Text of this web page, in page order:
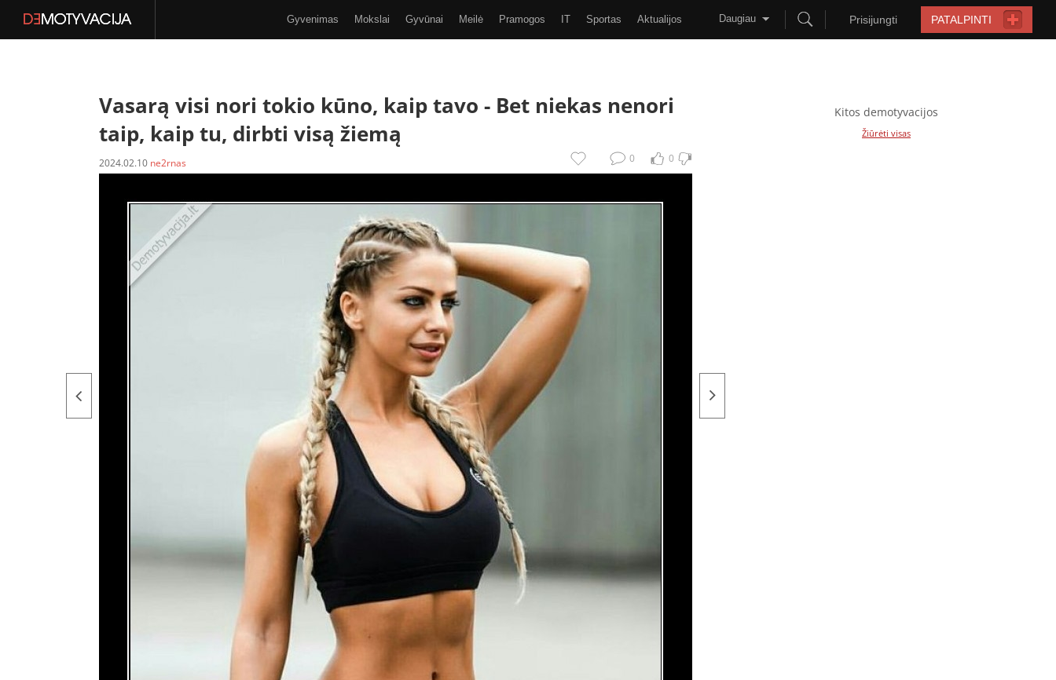
Gyvenimas Mokslai Gyvūnai Meilė Pramogos IT Sportas Aktualijos PATALPINTI
Prisijungti
Daugiau
Vasarą visi nori tokio kūno, kaip tavo - Bet niekas nenori
taip, kaip tu, dirbti visą žiemą
2024.02.10 ne2rnas 0
0
Kitos demotyvacijos
Žiūrėti visas